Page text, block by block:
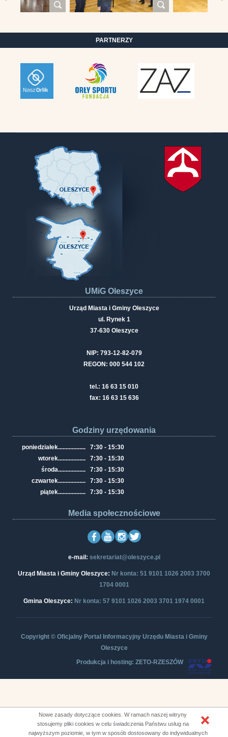
PARTNERZY
UMiG Oleszyce
Urząd Miasta i Gminy Oleszyce
ul. Rynek 1
37-630 Oleszyce
NIP: 793-12-82-079
REGON: 000 544 102
tel.: 16 63 15 010
fax: 16 63 15 636
Godziny urzędowania
poniedziałek..................
7:30 - 15:30
wtorek..................
7:30 - 15:30
środa..................
7:30 - 15:30
czwartek..................
7:30 - 15:30
piątek.................. 7:30 - 15:30
Media społecznościowe
e-mail: sekretariat@oleszyce.pl
Urząd Miasta i Gminy Oleszyce: Nr konta: 51 9101 1026 2003 3700
1704 0001
Gmina Oleszyce: Nr konta: 57 9101 1026 2003 3701 1974 0001
Copyright © Oficjalny Portal Informacyjny Urzędu Miasta i Gminy
Oleszyce
Produkcja i hosting: ZETO-RZESZÓW
Nowe zasady dotyczące cookies. W ramach naszej witryny
stosujemy pliki cookies w celu świadczenia Państwu usług na
najwyższym poziomie, w tym w sposób dostosowany do indywidualnych